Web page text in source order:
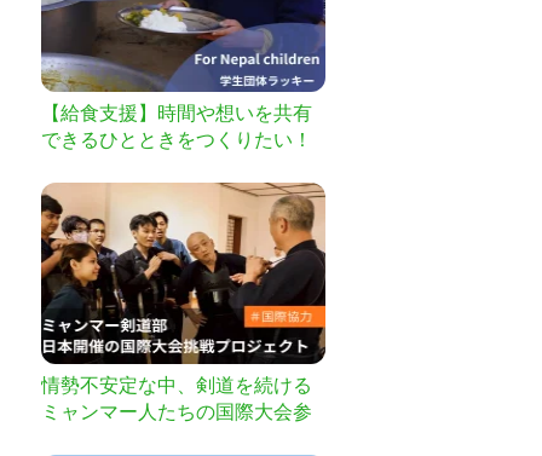
【給食支援】時間や想いを共有
できるひとときをつくりたい！
情勢不安定な中、剣道を続ける
ミャンマー人たちの国際大会参